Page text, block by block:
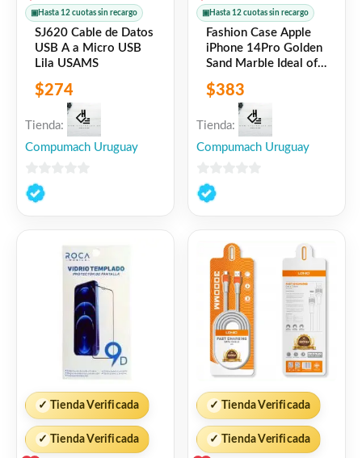
▣ Hasta 12 cuotas sin recargo
SJ620 Cable de Datos
USB A a Micro USB
Lila USAMS
$274
Tienda:
Compumach Uruguay
0
de
▣ Hasta 12 cuotas sin recargo
Fashion Case Apple
iPhone 14Pro Golden
Sand Marble Ideal of
Sweden
$383
Tienda:
Compumach Uruguay
0
de
✓ Tienda Verificada
✓ Tienda Verificada
✓ Tienda Verificada
✓ Tienda Verificada